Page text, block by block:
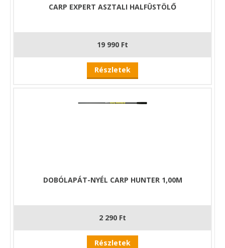
CARP EXPERT ASZTALI HALFÜSTÖLŐ
19 990 Ft
Részletek
DOBÓLAPÁT-NYÉL CARP HUNTER 1,00M
2 290 Ft
Részletek